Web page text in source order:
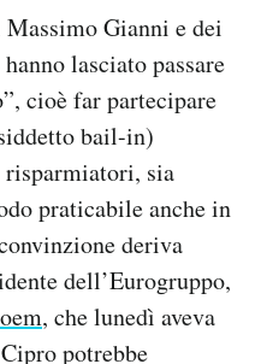
Massimo Gianni e dei
lasciato passare
cioè far partecipare
bail-in)
sia
praticabile anche in
deriva
dell’Eurogruppo,
, che lunedì aveva
potrebbe